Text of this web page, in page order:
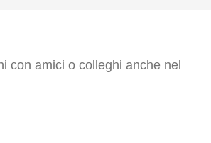
con amici o colleghi anche nel